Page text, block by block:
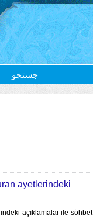
جستجو
ayetlerindeki
açıklamalar ile söhbet